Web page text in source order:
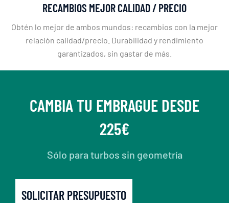
RECAMBIOS MEJOR CALIDAD / PRECIO
Obtén lo mejor de ambos mundos: recambios con la mejor
relación calidad/precio. Durabilidad y rendimiento
garantizados, sin gastar de más.
CAMBIA TU EMBRAGUE DESDE
225€
Sólo para turbos sin geometría
SOLICITAR PRESUPUESTO